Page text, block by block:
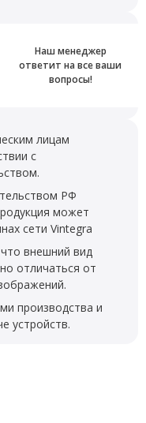
Наш менеджер
ответит на все ваши
вопросы!
лицам
с
РФ
может
сети Vintegra
внешний вид
отличаться от
производства и
устройств.